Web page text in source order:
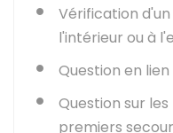
Vérification
l'intérieur ou à
Question en
Question sur
premiers